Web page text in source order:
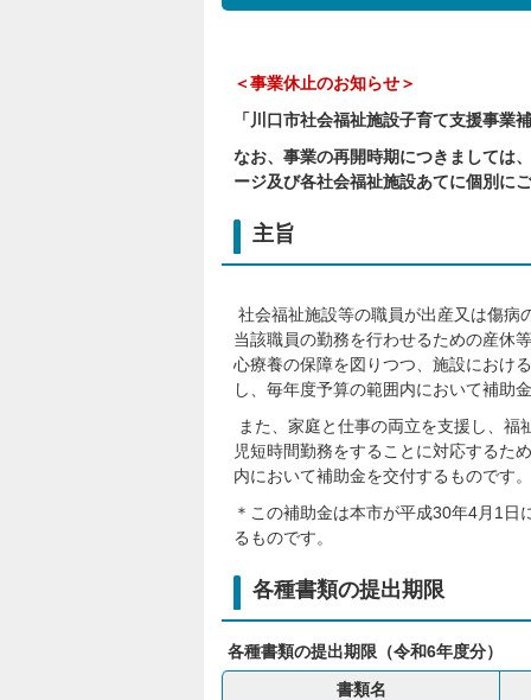
＜事業休止のお知らせ＞
「川口市社会福祉施設子育て支援事業
なお、事業の再開時期につきましては
ージ及び各社会福祉施設あてに個別に
主旨
社会福祉施設等の職員が出産又は傷病
当該職員の勤務を行わせるための産休
心療養の保障を図りつつ、施設におけ
し、毎年度予算の範囲内において補助
また、家庭と仕事の両立を支援し、
児短時間勤務をすることに対応するた
内において補助金を交付するものです。
＊この補助金は本市が平成30年4月1
るものです。
各種書類の提出期限
各種書類の提出期限（令和6年度分）
書類名